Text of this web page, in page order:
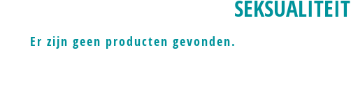
SEKSUALITEIT
Er zijn geen producten gevonden.